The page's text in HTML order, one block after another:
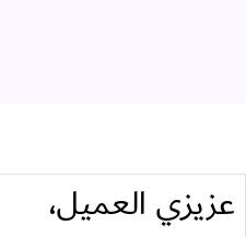
عزيزي العميل،